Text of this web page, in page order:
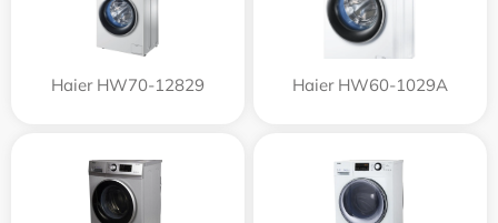
Haier HW70-12829 Haier HW60-1029A